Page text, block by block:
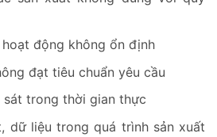
động không ổn định
đạt tiêu chuẩn yêu cầu
sát trong thời gian thực
dữ liệu trong quá trình sản xuất